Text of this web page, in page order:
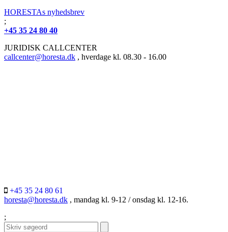
HORESTAs nyhedsbrev
;
+45 35 24 80 40
JURIDISK CALLCENTER
callcenter@horesta.dk , hverdage kl. 08.30 - 16.00
+45 35 24 80 61
horesta@horesta.dk , mandag kl. 9-12 / onsdag kl. 12-16.
;